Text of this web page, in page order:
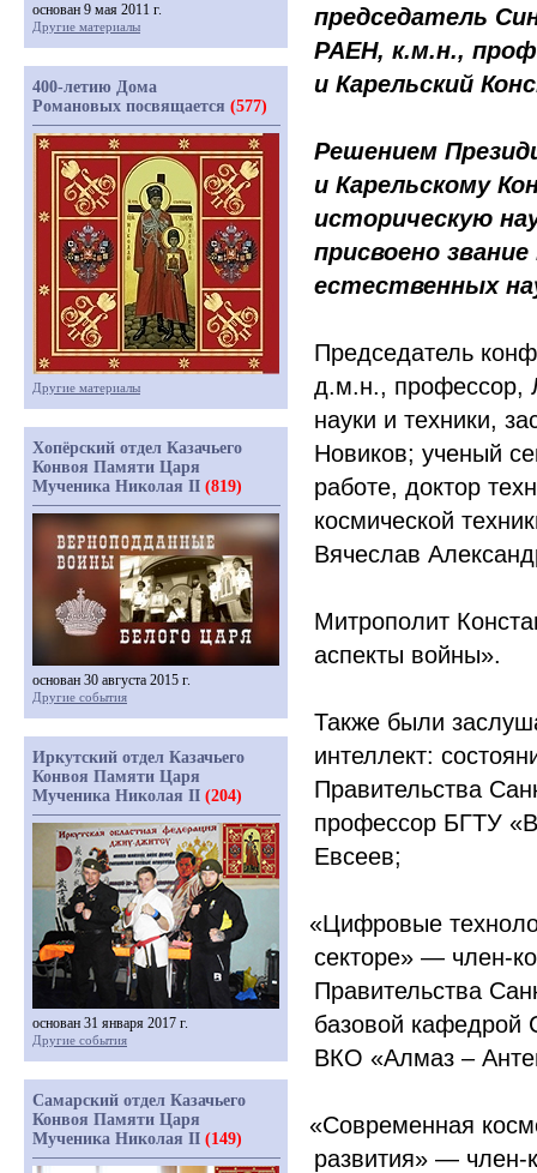
председатель
РАЕН, к.м.н.,
и Карельский
Решением
и Карельскому
историческую
присвоено
естественных
Председатель
д.м.н., профессор,
науки и техники,
Новиков; ученый
работе, доктор
космической
Вячеслав
Митрополит
аспекты войны».
Также были
интеллект:
Правительства
профессор БГТУ
Евсеев;
«Цифровые
секторе» — член-
Правительства
базовой кафедрой
ВКО «Алмаз –
«Современная
развития» — член-
основан 9 мая 2011 г.
Другие материалы
400-летию Дома
Романовых посвящается (577)
Другие материалы
Хопёрский отдел Казачьего
Конвоя Памяти Царя
Мученика Николая II (819)
основан 30 августа 2015 г.
Другие события
Иркутский отдел Казачьего
Конвоя Памяти Царя
Мученика Николая II (204)
основан 31 января 2017 г.
Другие события
Самарский отдел Казачьего
Конвоя Памяти Царя
Мученика Николая II (149)